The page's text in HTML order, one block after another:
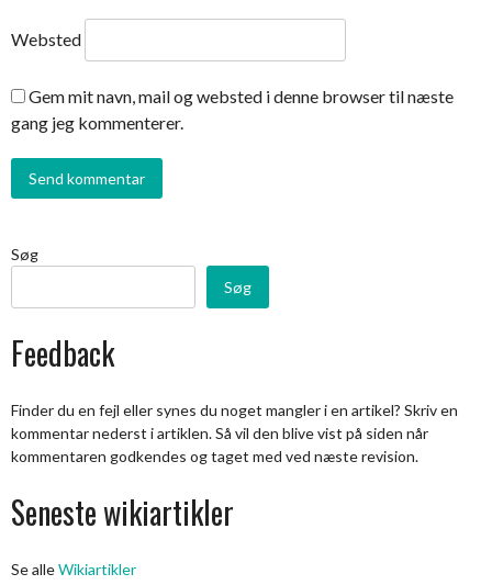
Websted
Gem mit navn, mail og websted i denne browser til næste
gang jeg kommenterer.
Søg
Søg
Feedback
Finder du en fejl eller synes du noget mangler i en artikel? Skriv en
kommentar nederst i artiklen. Så vil den blive vist på siden når
kommentaren godkendes og taget med ved næste revision.
Seneste wikiartikler
Se alleWikiartikler